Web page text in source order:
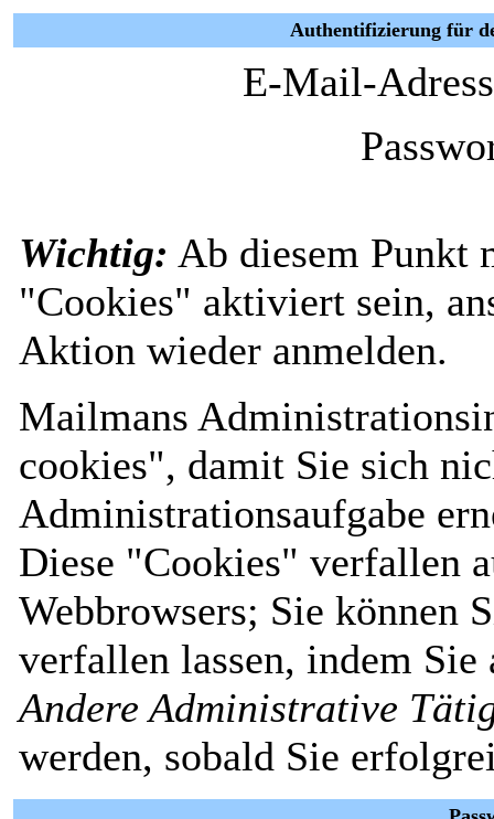
Authentifizierung für
E-Mail-
Wichtig: Ab diesem Punkt
"Cookies" aktiviert sein,
Aktion wieder anmelden.
Mailmans
cookies", damit Sie sich
Administrationsaufgabe
Diese "Cookies" verfallen
Webbrowsers; Sie können
verfallen lassen, indem
Andere Administrative
werden, sobald Sie